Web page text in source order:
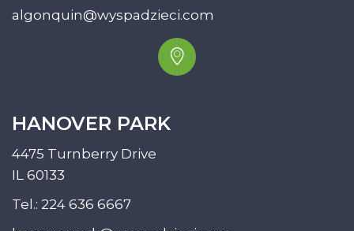
algonquin@wyspadzieci.com
HANOVER PARK
4475 Turnberry Drive
IL 60133
Tel.: 224 636 6667